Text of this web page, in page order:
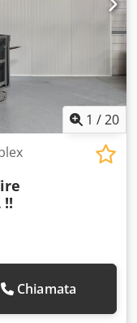
di
Rosso
1 /20
!!
Chiamata